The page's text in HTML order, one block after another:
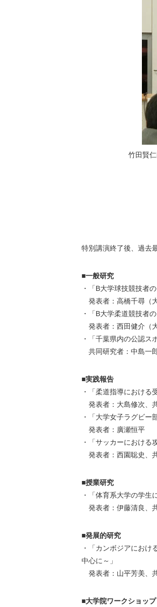
竹田賢
特別講演終了後、過去
■一般研究
・「B大学球技競技者
発表者：高橋千尋（
・「B大学柔道競技者
発表者：西田健介（
・「千葉県内の公認ス
共同研究者：中島一
■実践報告
・「柔道指導における
発表者：大島修次、
・「大学女子ラグビー
発表者：廣瀬恒平
・「サッカーにおける
発表者：西園聡史、
■授業研究
・「体育系大学の学生
発表者：伊藤清良、
■発展的研究
・「カンボジアにお
中心に～」
発表者：山平芳美、
■大学院ワークショップ